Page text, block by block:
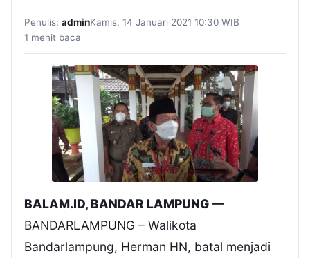
Penulis: adminKamis, 14 Januari 2021 10:30 WIB
1 menit baca
BALAM.ID, BANDAR LAMPUNG —
BANDARLAMPUNG – Walikota
Bandarlampung, Herman HN, batal menjadi